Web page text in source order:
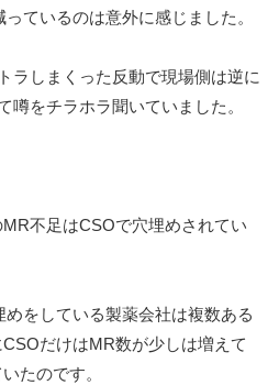
ているのは意外に感じました。
ラしまくった反動で現場側は逆に
噂をチラホラ聞いていました。
不足はCSOで穴埋めされてい
をしている製薬会社は複数ある
だけはMR数が少しは増えて
たのです。